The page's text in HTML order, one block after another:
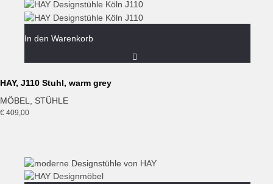
In den Warenkorb
HAY, J110 Stuhl, warm grey
MÖBEL
STÜHLE
€ 409,00